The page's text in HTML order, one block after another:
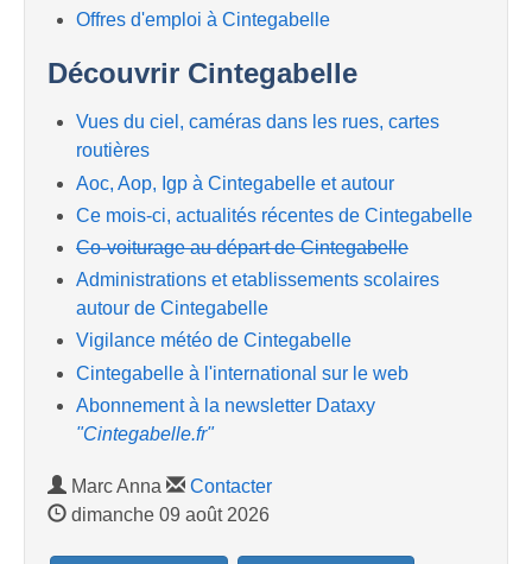
Offres d'emploi à Cintegabelle
Découvrir Cintegabelle
Vues du ciel, caméras dans les rues, cartes
routières
Aoc, Aop, Igp à Cintegabelle et autour
Ce mois-ci, actualités récentes de Cintegabelle
Co-voiturage au départ de Cintegabelle
Administrations et etablissements scolaires
autour de Cintegabelle
Vigilance météo de Cintegabelle
Cintegabelle à l'international sur le web
Abonnement à la newsletter Dataxy
"Cintegabelle.fr"
Marc Anna
Contacter
dimanche 09 août 2026